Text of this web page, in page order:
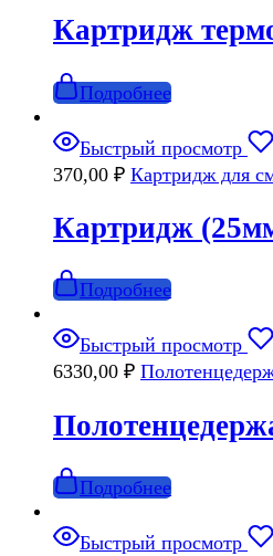
Картридж
Подробнее
Быстрый просмотр
370,00 ₽ Картридж для
Картридж
Подробнее
Быстрый просмотр
6330,00 ₽
Подробнее
Быстрый просмотр